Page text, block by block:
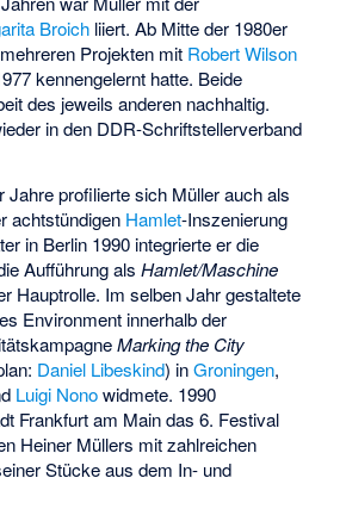
Broich liiert. Ab Mitte der 1980er
Projekten mit Robert Wilson
kennengelernt hatte. Beide
des jeweils anderen nachhaltig.
in den DDR-Schriftstellerverband
Jahre profilierte sich Müller auch als
achtstündigen Hamlet-Inszenierung
in Berlin 1990 integrierte er die
Aufführung alsHamlet/Maschine
Hauptrolle. Im selben Jahr gestaltete
Environment innerhalb der
Marking the City
Daniel Libeskind) inGroningen,
Luigi Nonowidmete. 1990
Frankfurt am Main das 6. Festival
Heiner Müllers mit zahlreichen
Stücke aus dem In- und